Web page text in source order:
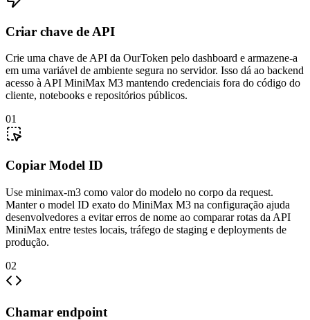
Criar chave de API
Crie uma chave de API da OurToken pelo dashboard e armazene-a
em uma variável de ambiente segura no servidor. Isso dá ao backend
acesso à API MiniMax M3 mantendo credenciais fora do código do
cliente, notebooks e repositórios públicos.
01
Copiar Model ID
Use minimax-m3 como valor do modelo no corpo da request.
Manter o model ID exato do MiniMax M3 na configuração ajuda
desenvolvedores a evitar erros de nome ao comparar rotas da API
MiniMax entre testes locais, tráfego de staging e deployments de
produção.
02
Chamar endpoint